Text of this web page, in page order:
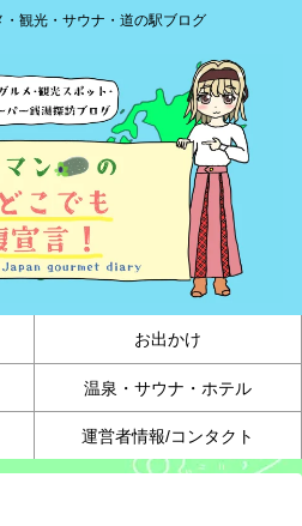
観光・サウナ・道の駅ブログ
お出かけ
温泉・サウナ・ホテル
運営者情報/コンタクト